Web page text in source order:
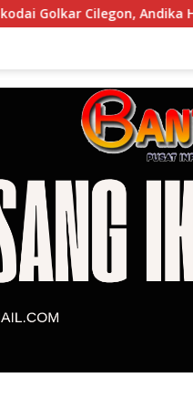
Andika Hazrumy